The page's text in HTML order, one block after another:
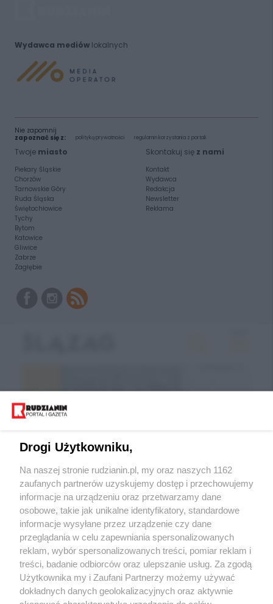
Wydawca mediówlokalnych
Nie zapomnij
zapoznać się z:
polityką prywatności regulamin korzystania z portali
Twoje miasto
Piekary Śląskie
Chorzów
Tarnowskie Góry
Ruda Śląska
Świętochłowice
Tychy
Bytom
Katowice
Gliwice
Zabrze
Zagłębie
Skontakuj się z nami
Kontakt
Wydawca
Redakcja
Newsletter
Reklama
Wróć do strony głównej
ślązag.pl
0%
Drogi Użytkowniku,
Na naszej stronie rudzianin.pl, my oraz naszych 1162
zaufanych partnerów uzyskujemy dostęp i przechowujemy
informacje na urządzeniu oraz przetwarzamy dane
osobowe, takie jak unikalne identyfikatory, standardowe
informacje wysyłane przez urządzenie czy dane
przeglądania w celu zapewniania spersonalizowanych
reklam, wybór spersonalizowanych treści, pomiar reklam i
treści, badanie odbiorców oraz ulepszanie usług. Za zgodą
Użytkownika my i Zaufani Partnerzy możemy używać
dokładnych danych geolokalizacyjnych oraz aktywnie